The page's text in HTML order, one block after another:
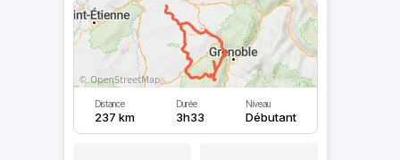
Distance
237 km
Durée
3h33
Niveau
Débutant